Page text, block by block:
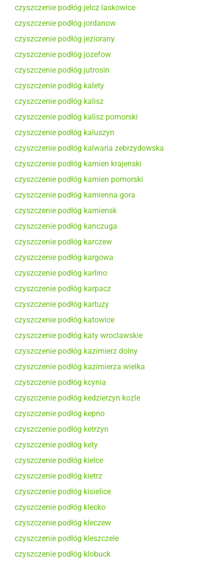
czyszczenie podłóg jelcz laskowice
czyszczenie podłóg jordanow
czyszczenie podłóg jeziorany
czyszczenie podłóg jozefow
czyszczenie podłóg jutrosin
czyszczenie podłóg kalety
czyszczenie podłóg kalisz
czyszczenie podłóg kalisz pomorski
czyszczenie podłóg kaluszyn
czyszczenie podłóg kalwaria zebrzydowska
czyszczenie podłóg kamien krajenski
czyszczenie podłóg kamien pomorski
czyszczenie podłóg kamienna gora
czyszczenie podłóg kamiensk
czyszczenie podłóg kanczuga
czyszczenie podłóg karczew
czyszczenie podłóg kargowa
czyszczenie podłóg karlino
czyszczenie podłóg karpacz
czyszczenie podłóg kartuzy
czyszczenie podłóg katowice
czyszczenie podłóg katy wroclawskie
czyszczenie podłóg kazimierz dolny
czyszczenie podłóg kazimierza wielka
czyszczenie podłóg kcynia
czyszczenie podłóg kedzierzyn kozle
czyszczenie podłóg kepno
czyszczenie podłóg ketrzyn
czyszczenie podłóg kety
czyszczenie podłóg kielce
czyszczenie podłóg kietrz
czyszczenie podłóg kisielice
czyszczenie podłóg klecko
czyszczenie podłóg kleczew
czyszczenie podłóg kleszczele
czyszczenie podłóg klobuck